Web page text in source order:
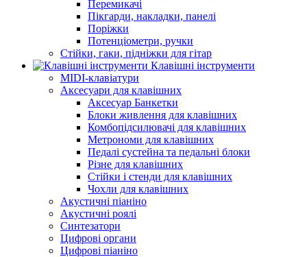
Перемикачі
Пікгарди, накладки, панелі
Поріжки
Потенціометри, ручки
Стійки, гаки, підніжки для гітар
Клавішні інструменти
MIDI-клавіатури
Аксесуари для клавішних
Аксесуар Банкетки
Блоки живлення для клавішних
Комбопідсилювачі для клавішних
Метрономи для клавішних
Педалі сустейна та педальні блоки
Різне для клавішних
Стійки і стенди для клавішних
Чохли для клавішних
Акустичні піаніно
Акустичні роялі
Синтезатори
Цифрові органи
Цифрові піаніно